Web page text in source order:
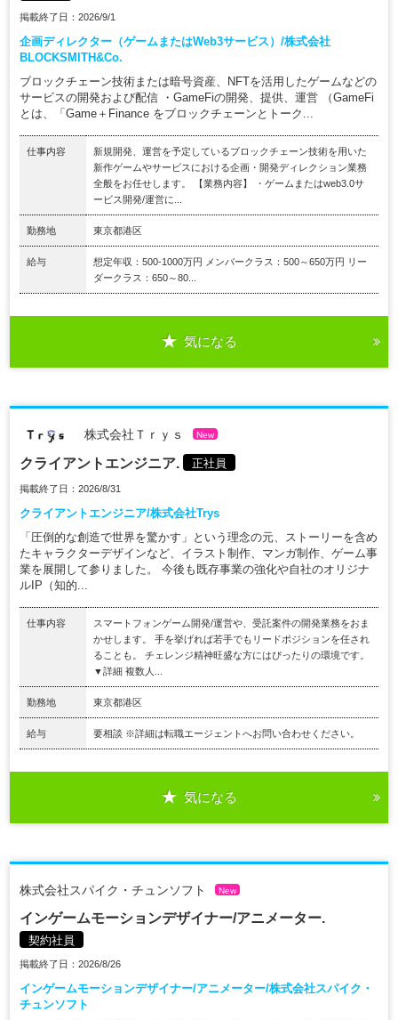
掲載終了日：2026/9/1
企画ディレクター（ゲームまたはWeb3サービス）/株式会社
BLOCKSMITH&Co.
ブロックチェーン技術または暗号資産、NFTを活用したゲームなどの
サービスの開発および配信 ・GameFiの開発、提供、運営 （GameFi
とは、「Game＋Finance をブロックチェーンとトーク...
仕事内容
新規開発、運営を予定しているブロックチェーン技術を用いた
新作ゲームやサービスにおける企画・開発ディレクション業務
全般をお任せします。 【業務内容】 ・ゲームまたはweb3.0サ
ービス開発/運営に...
勤務地 東京都港区
給与
想定年収：500-1000万円 メンバークラス：500～650万円 リー
ダークラス：650～80...
気になる
株式会社Ｔｒｙｓ New
クライアントエンジニア. 正社員
掲載終了日：2026/8/31
クライアントエンジニア/株式会社Trys
「圧倒的な創造で世界を驚かす」という理念の元、ストーリーを含め
たキャラクターデザインなど、イラスト制作、マンガ制作、ゲーム事
業を展開して参りました。 今後も既存事業の強化や自社のオリジナ
ルIP（知的...
仕事内容
スマートフォンゲーム開発/運営や、受託案件の開発業務をおま
かせします。 手を挙げれば若手でもリードポジションを任され
ることも。 チェレンジ精神旺盛な方にはぴったりの環境です。
▼詳細 複数人...
勤務地 東京都港区
給与 要相談 ※詳細は転職エージェントへお問い合わせください。
気になる
株式会社スパイク・チュンソフト New
インゲームモーションデザイナー/アニメーター.
契約社員
掲載終了日：2026/8/26
インゲームモーションデザイナー/アニメーター/株式会社スパイク・
チュンソフト